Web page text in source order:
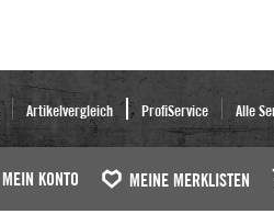
Artikelvergleich ProfiService Alle
MEIN KONTO MEINE MERKLISTEN